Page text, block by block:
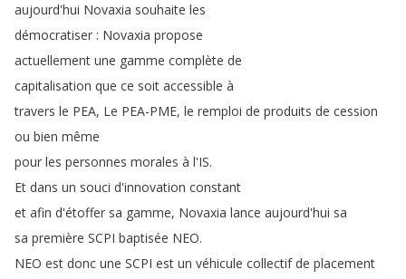
aujourd'hui Novaxia souhaite les
démocratiser : Novaxia propose
actuellement une gamme complète de
capitalisation que ce soit accessible à
travers le PEA, Le PEA-PME, le remploi de produits de cession
ou bien même
pour les personnes morales à l'IS.
Et dans un souci d'innovation constant
et afin d'étoffer sa gamme, Novaxia lance aujourd'hui sa
sa première SCPI baptisée NEO.
NEO est donc une SCPI est un véhicule collectif de placement